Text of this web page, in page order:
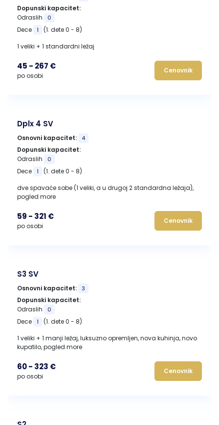
Dopunski kapacitet:
Odraslih
0
Dece 1
(1. dete 0 - 8)
1 veliki + 1 standardni ležaj
45 - 267 €
po osobi
Cenovnik
Dplx 4 SV
Osnovni kapacitet: 4
Dopunski kapacitet:
Odraslih
0
Dece 1
(1. dete 0 - 8)
dve spavaće sobe (1 veliki, a u drugoj 2 standardna ležaja),
pogled more
59 - 321 €
po osobi
Cenovnik
S3 SV
Osnovni kapacitet: 3
Dopunski kapacitet:
Odraslih
0
Dece 1
(1. dete 0 - 8)
1 veliki + 1 manji ležaj, luksuzno opremljen, nova kuhinja, novo
kupatilo, pogled more
60 - 323 €
po osobi
Cenovnik